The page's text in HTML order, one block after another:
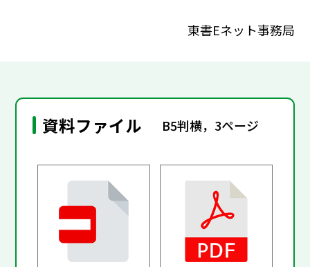
東書Eネット事務局
資料ファイル B5判横，3ページ